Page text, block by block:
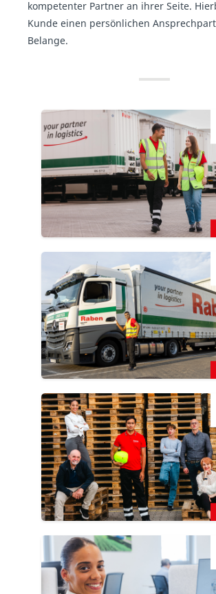
kompetenter Partner an ihrer Seite.
Kunde einen persönlichen
Belange.